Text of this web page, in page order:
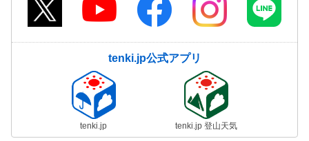
tenki.jp公式アプリ
tenki.jp tenki.jp 登山天気